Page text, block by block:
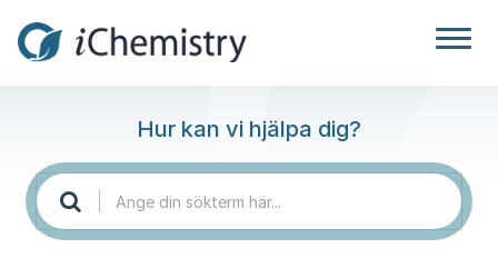
Hur kan vi hjälpa dig?